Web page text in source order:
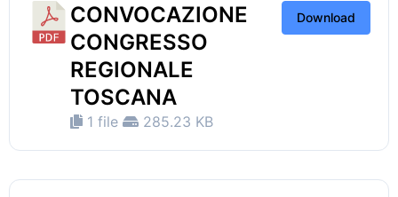
CONVOCAZIONE
CONGRESSO
REGIONALE
TOSCANA
1 file 285.23 KB
Download